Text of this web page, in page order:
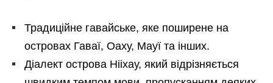
Традиційне гавайське, яке поширене на
островах Гаваї, Оаху, Мауї та інших.
Діалект острова Нііхау, який відрізняється